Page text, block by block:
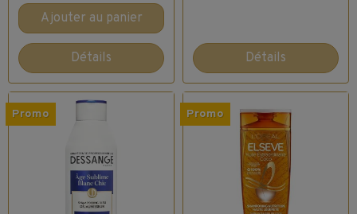
Ajouter au panier
Détails Détails
Promo Promo